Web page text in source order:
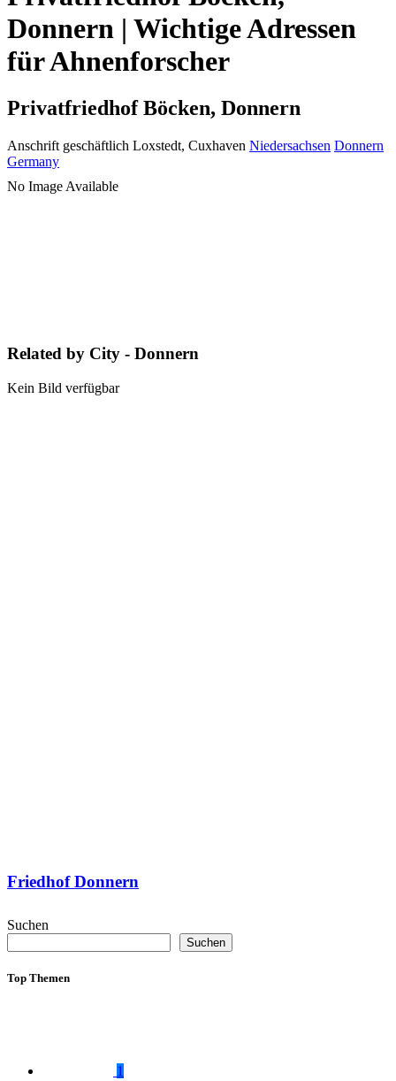
Donnern | Wichtige Adressen
für Ahnenforscher
Privatfriedhof Böcken, Donnern
Anschrift geschäftlich Loxstedt, Cuxhaven Niedersachsen Donnern
Germany
No Image Available
Related by City - Donnern
Kein Bild verfügbar
Friedhof Donnern
Suchen
Suchen
Top Themen
1